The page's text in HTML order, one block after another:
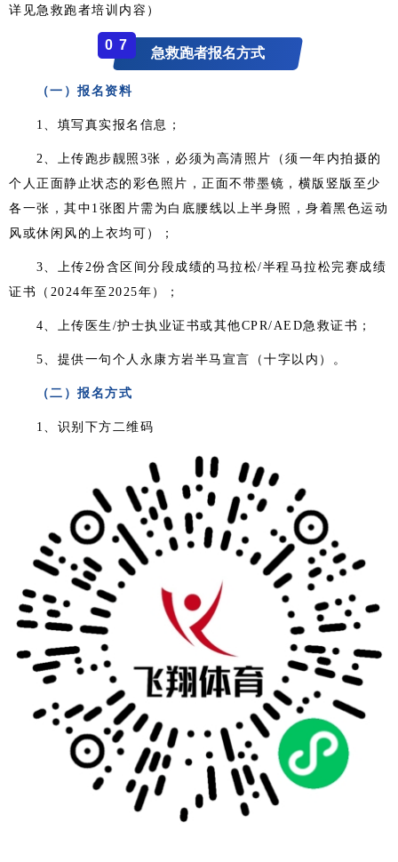
详见急救跑者培训内容）
0 7
急救跑者报名方式
（一）报名资料
1、填写真实报名信息；
2、上传跑步靓照3张，必须为高清照片（须一年内拍摄的
个人正面静止状态的彩色照片，正面不带墨镜，横版竖版至少
各一张，其中1张图片需为白底腰线以上半身照，身着黑色运动
风或休闲风的上衣均可）；
3、上传2份含区间分段成绩的马拉松/半程马拉松完赛成绩
证书（2024年至2025年）；
4、上传医生/护士执业证书或其他CPR/AED急救证书；
5、提供一句个人永康方岩半马宣言（十字以内）。
（二）报名方式
1、识别下方二维码